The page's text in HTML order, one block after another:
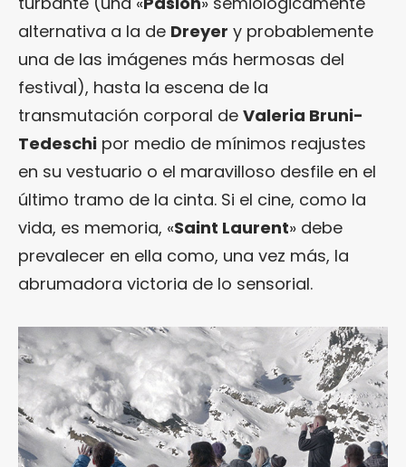
alternativa a la de Dreyer y probablemente
una de las imágenes más hermosas del
festival), hasta la escena de la
transmutación corporal de Valeria Bruni-
Tedeschi por medio de mínimos reajustes
en su vestuario o el maravilloso desfile en el
último tramo de la cinta. Si el cine, como la
vida, es memoria, «Saint Laurent» debe
prevalecer en ella como, una vez más, la
abrumadora victoria de lo sensorial.